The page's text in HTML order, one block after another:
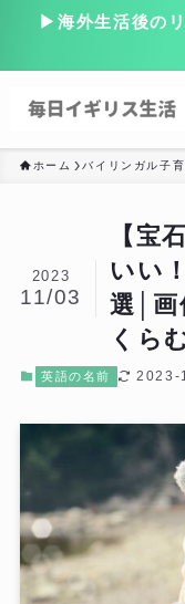
▶海外生活後の
ホーム バイリンガル子育
【宝
いい
選│画
くら
2023
11/03
英語の名前 2023-